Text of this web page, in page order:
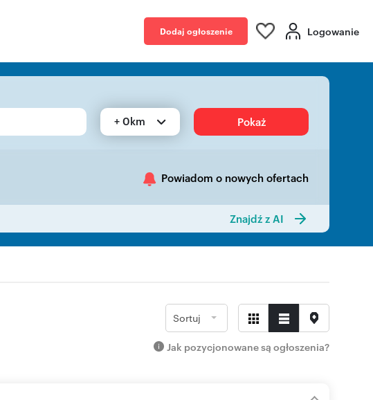
Dodaj ogłoszenie Logowanie
+ 0km Pokaż
Powiadom o nowych ofertach
Znajdź z AI
Sortuj
Jak pozycjonowane są ogłoszenia?